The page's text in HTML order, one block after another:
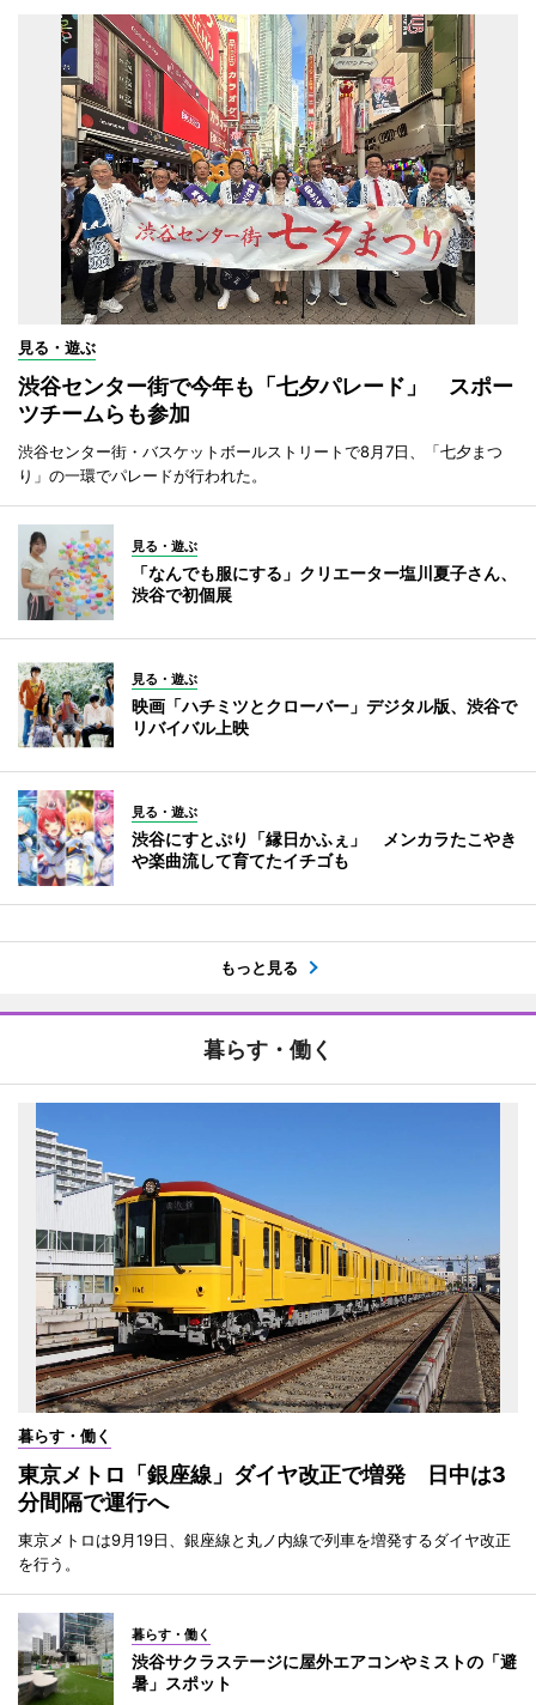
見る・遊ぶ
渋谷センター街で今年も「七夕パレード」 スポー
ツチームらも参加
渋谷センター街・バスケットボールストリートで8月7日、「七夕まつ
り」の一環でパレードが行われた。
見る・遊ぶ
「なんでも服にする」クリエーター塩川夏子さん、
渋谷で初個展
見る・遊ぶ
映画「ハチミツとクローバー」デジタル版、渋谷で
リバイバル上映
見る・遊ぶ
渋谷にすとぷり「縁日かふぇ」 メンカラたこやき
や楽曲流して育てたイチゴも
もっと見る
暮らす・働く
暮らす・働く
東京メトロ「銀座線」ダイヤ改正で増発 日中は3
分間隔で運行へ
東京メトロは9月19日、銀座線と丸ノ内線で列車を増発するダイヤ改正
を行う。
暮らす・働く
渋谷サクラステージに屋外エアコンやミストの「避
暑」スポット